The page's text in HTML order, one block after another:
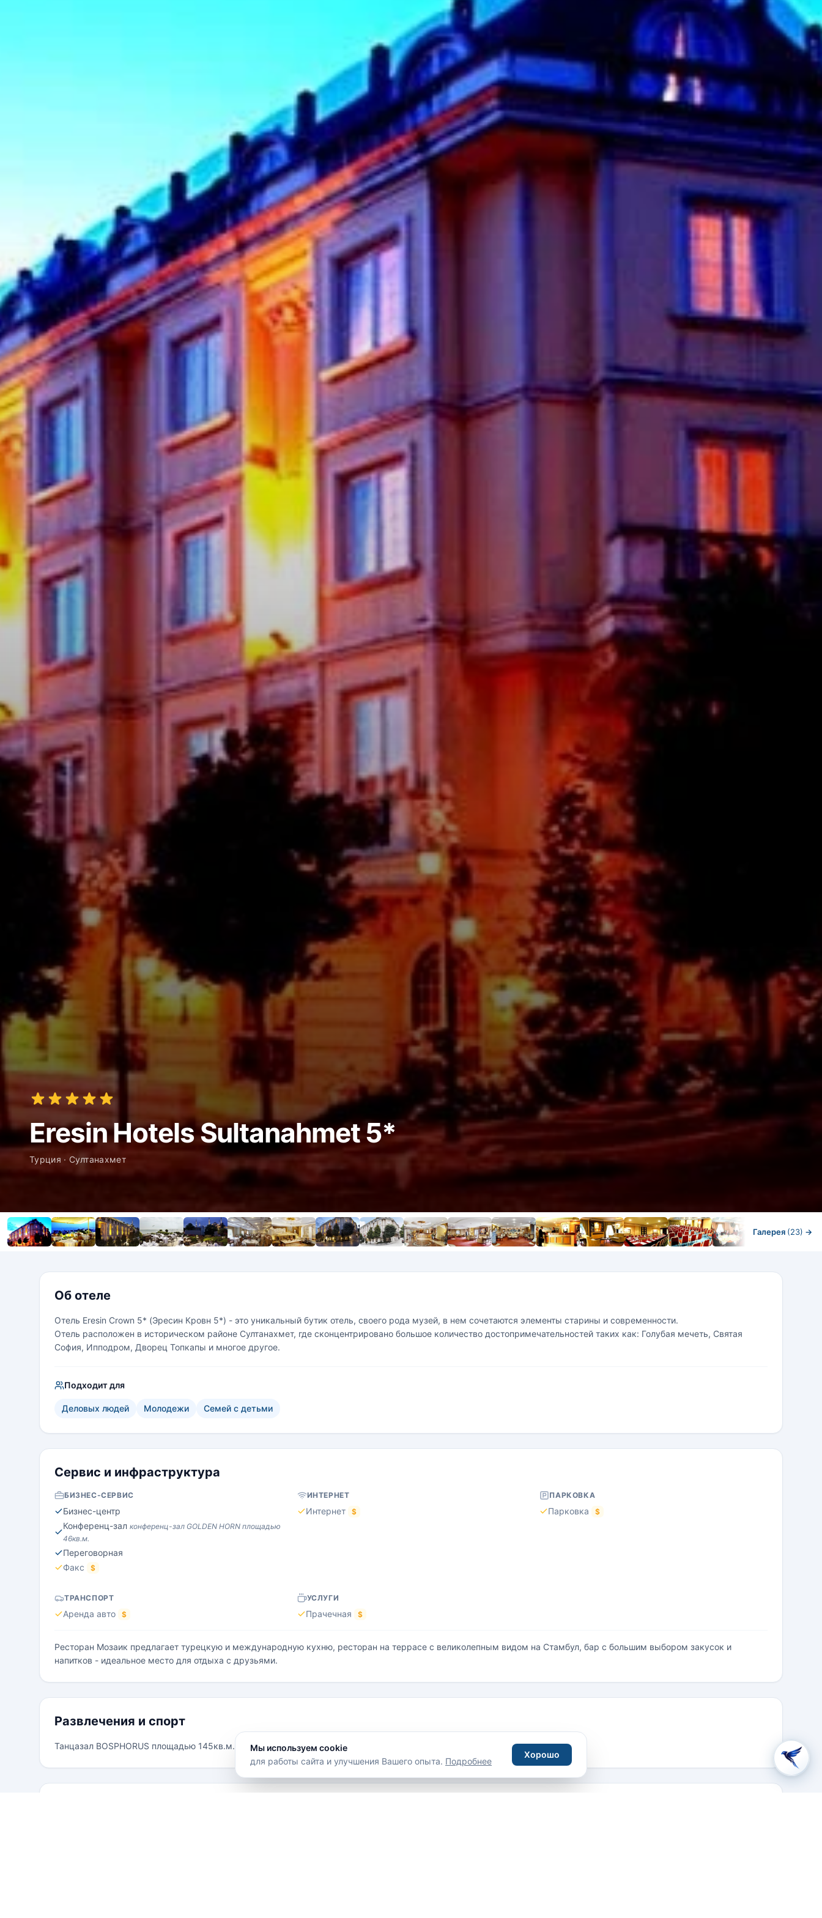
Eresin Hotels Sultanahmet 5*
Турция · Султанахмет
Галерея (23) →
Об отеле
Отель Eresin Crown 5* (Эресин Кровн 5*) - это уникальный бутик отель, своего рода музей, в нем сочетаются элементы старины и современности.
Отель расположен в историческом районе Султанахмет, где сконцентрировано большое количество достопримечательностей таких как: Голубая мечеть, Святая
София, Ипподром, Дворец Топкапы и многое другое.
Подходит для
Деловых людей Молодежи Семей с детьми
Сервис и инфраструктура
БИЗНЕС-СЕРВИС
Бизнес-центр
Конференц-зал конференц-зал GOLDEN HORN площадью
46кв.м.
Переговорная
Факс
$
ИНТЕРНЕТ
Интернет $
ПАРКОВКА
Парковка $
ТРАНСПОРТ
Аренда авто $
УСЛУГИ
Прачечная $
Ресторан Мозаик предлагает турецкую и международную кухню, ресторан на террасе с великолепным видом на Стамбул, бар с большим выбором закусок и
напитков - идеальное место для отдыха с друзьями.
Развлечения и спорт
Танцазал BOSPHORUS площадью 145кв.м.
Мы используем cookie
для работы сайта и улучшения Вашего опыта. Подробнее
Хорошо